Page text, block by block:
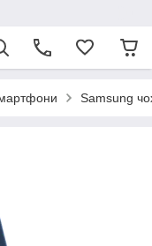
Samsung